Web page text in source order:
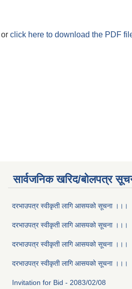
or click here to download the PDF
सार्वजनिक खरिद/बोलपत्र
दरभाउपत्र स्वीकृती लागि आसयको सूचना ।।।
दरभाउपत्र स्वीकृती लागि आसयको सूचना ।।।
दरभाउपत्र स्वीकृती लागि आसयको सूचना ।।।
दरभाउपत्र स्वीकृती लागि आसयको सूचना ।।।
Invitation for Bid - 2083/02/08